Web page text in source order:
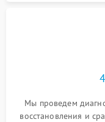
Мы проведем
восстановления и